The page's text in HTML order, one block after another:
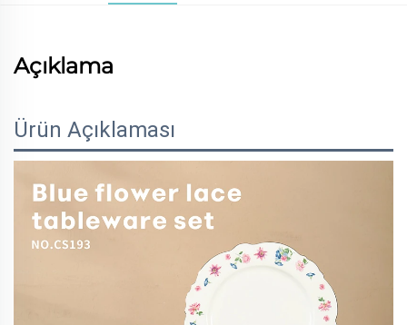
Açıklama
Ürün Açıklaması